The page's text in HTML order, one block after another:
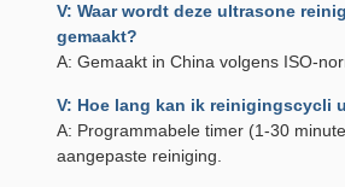
V: Waar wordt deze ultrasone
gemaakt?
A: Gemaakt in China volgens ISO-
V: Hoe lang kan ik reinigingscycli
A: Programmabele timer (1-30
aangepaste reiniging.